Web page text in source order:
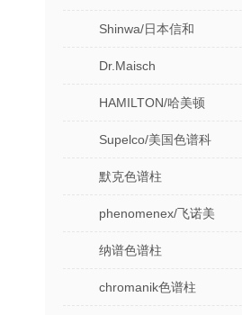
Shinwa/日本信和
Dr.Maisch
HAMILTON/哈美顿
Supelco/美国色谱科
默克色谱柱
phenomenex/飞诺美
纳谱色谱柱
chromanik色谱柱